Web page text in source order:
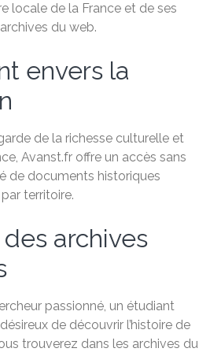
locale de la France et de ses
du web.
envers la
de la richesse culturelle et
Avanst.fr offre un accès sans
de documents historiques
territoire.
archives
passionné, un étudiant
de découvrir l’histoire de
trouverez dans les archives du